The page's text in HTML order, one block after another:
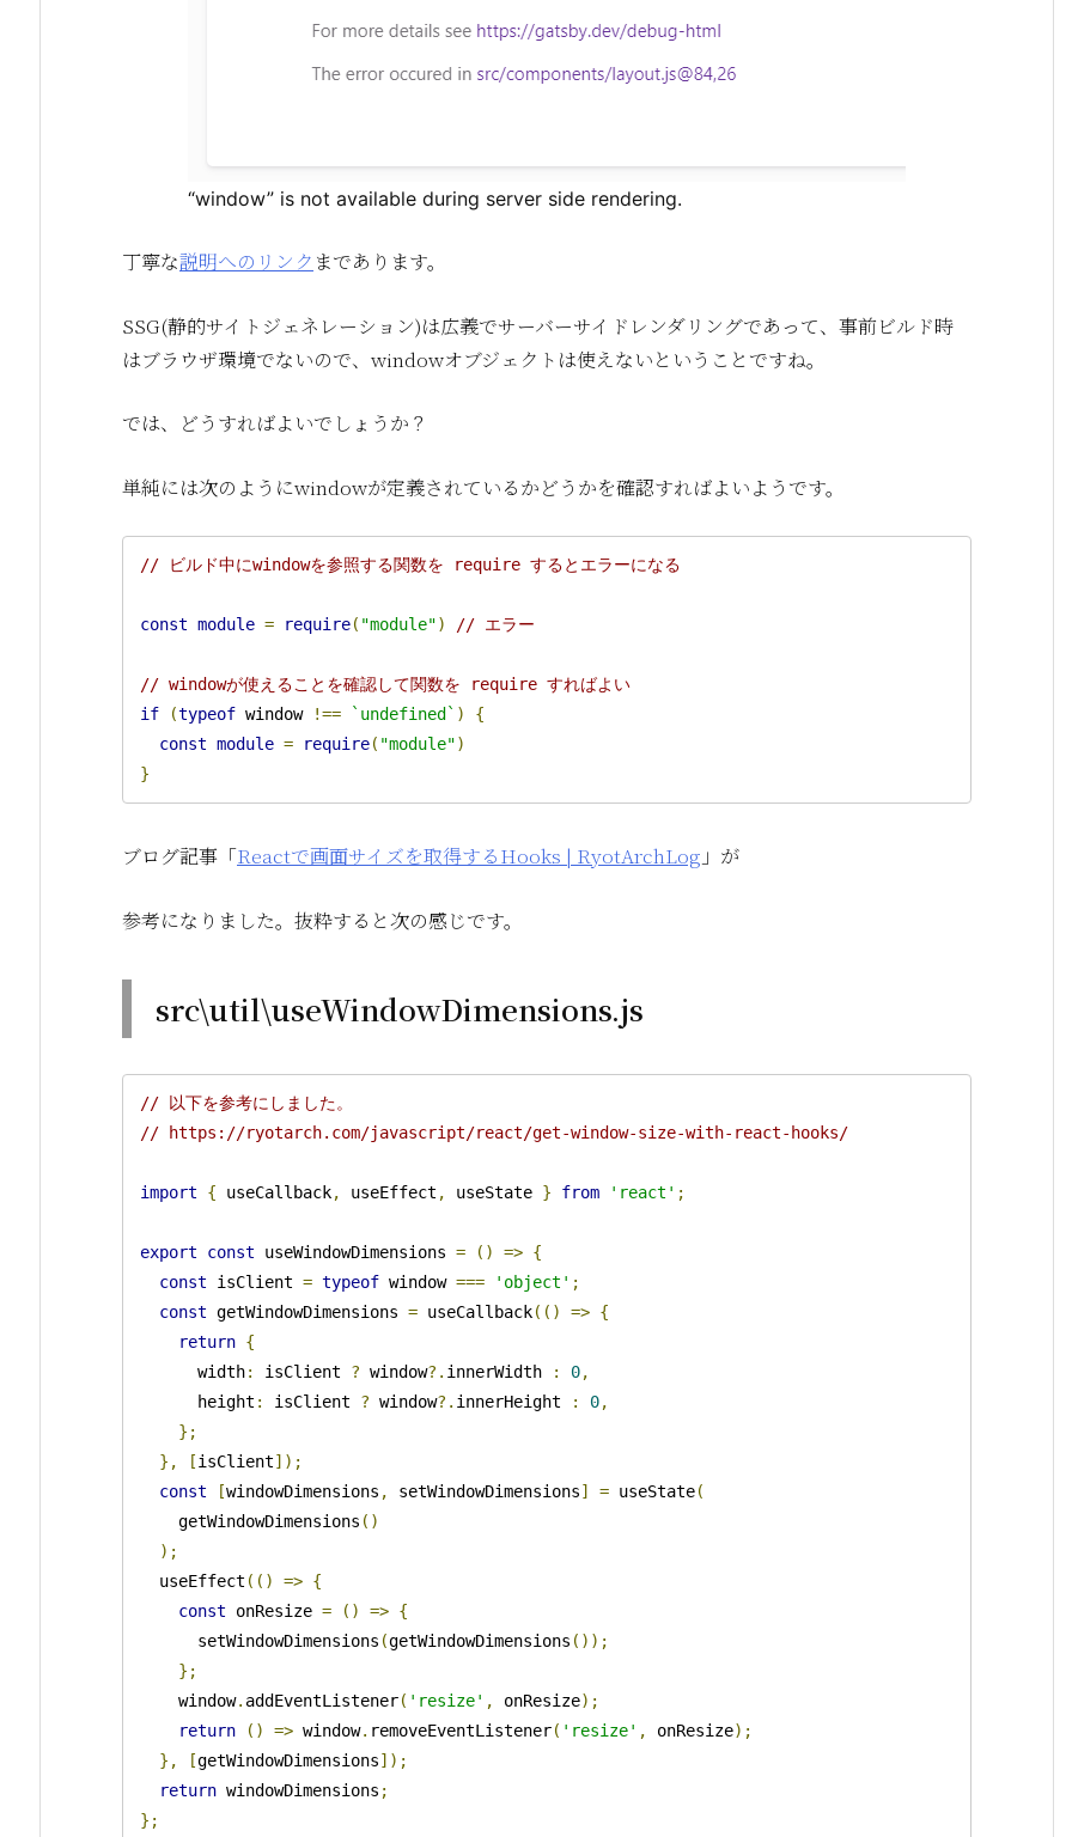
“window” is not available during server side rendering.
丁寧な説明へのリンク まであります。
SSG(静的サイトジェネレーション)は広義でサーバーサイドレンダリングであって、事前ビルド時
はブラウザ環境でないので、windowオブジェクトは使えないということですね。
では、どうすればよいでしょうか？
単純には次のようにwindowが定義されているかどうかを確認すればよいようです。
// ビルド中にwindowを参照する関数を require するとエラーになる
const module = require( "module") // エラー
// windowが使えることを確認して関数を require すればよい
if
(typeof window !== `undefined` )
{
const module = require( "module")
}
ブログ記事「Reactで画面サイズを取得するHooks | RyotArchLog 」が
参考になりました。抜粋すると次の感じです。
src\util\useWindowDimensions.js
// 以下を参考にしました。
// https://ryotarch.com/javascript/react/get-window-size-with-react-hooks/
import { useCallback, useEffect , useState } from 'react' ;
export const useWindowDimensions = () => {
const isClient = typeof window === 'object' ;
const getWindowDimensions = useCallback(() => {
return {
      width
: isClient ? window?. innerWidth : 0,
      height
: isClient ? window?. innerHeight : 0,
};
},
[isClient]);
const
[windowDimensions , setWindowDimensions] = useState(
    getWindowDimensions
()
);
  useEffect
(() => {
const onResize = () => {
      setWindowDimensions
(getWindowDimensions ());
};
    window
. addEventListener( 'resize' , onResize);
return
() => window. removeEventListener( 'resize' , onResize);
},
[getWindowDimensions]);
return windowDimensions ;
};